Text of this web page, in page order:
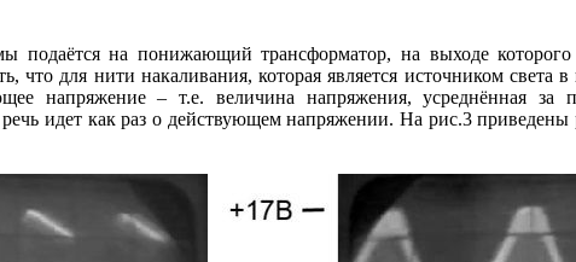
подаётся на понижающий трансформатор, на выходе
что для нити накаливания, которая является источником
напряжение – т.е. величина напряжения, усреднённая за
идет как раз о действующем напряжении. На рис.3